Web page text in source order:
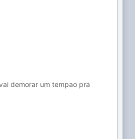
demorar um tempao pra